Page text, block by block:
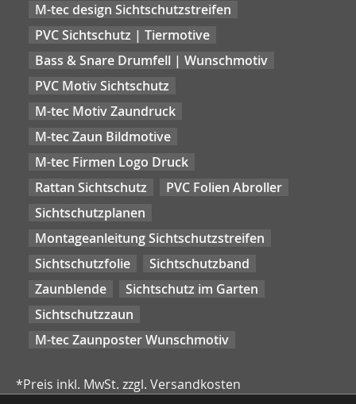
M-tec design Sichtschutzstreifen
PVC Sichtschutz | Tiermotive
Bass & Snare Drumfell | Wunschmotiv
PVC Motiv Sichtschutz
M-tec Motiv Zaundruck
M-tec Zaun Bildmotive
M-tec Firmen Logo Druck
Rattan Sichtschutz
PVC Folien Abroller
Sichtschutzplanen
Montageanleitung Sichtschutzstreifen
Sichtschutzfolie
Sichtschutzband
Zaunblende
Sichtschutz im Garten
Sichtschutzzaun
M-tec Zaunposter Wunschmotiv
*Preis inkl. MwSt. zzgl. Versandkosten